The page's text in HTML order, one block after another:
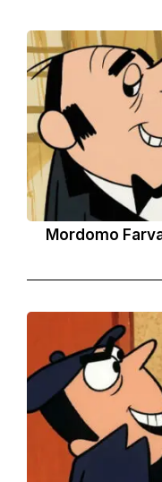
Mordomo